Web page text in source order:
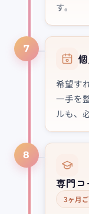
す。
7
希望す
一手を
ルも、
8
専門
3ヶ月